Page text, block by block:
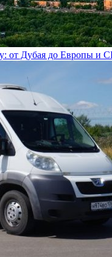
от Дубая до Европы и